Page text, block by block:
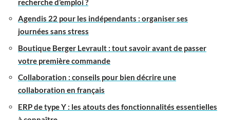
Agendis 22 pour les indépendants : organiser ses
journées sans stress
Boutique Berger Levrault : tout savoir avant de passer
votre première commande
Collaboration : conseils pour bien décrire une
collaboration en français
ERP de type Y : les atouts des fonctionnalités essentielles